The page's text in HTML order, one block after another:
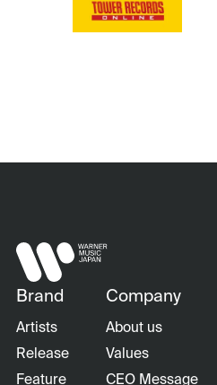
Brand
Artists
Release
Feature
Company
About us
Values
CEO Message